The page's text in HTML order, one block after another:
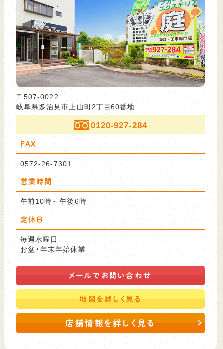
〒507-0022
岐阜県多治見市上山町2丁目60番地
0120-927-284
FAX
0572-26-7301
営業時間
午前10時～午後6時
定休日
毎週水曜日
お盆・年末年始休業
メールで お問い合わせ
地図を詳しく見る
店舗情報を詳しく見る